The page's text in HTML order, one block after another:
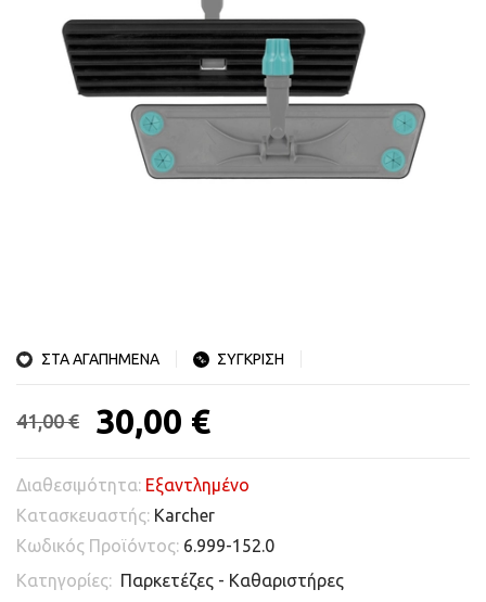
ΣΤΑ ΑΓΑΠΗΜΕΝΑ ΣΥΓΚΡΙΣΗ
41,00 € 30,00 €
Διαθεσιμότητα: Εξαντλημένο
Κατασκευαστής: Karcher
Κωδικός Προϊόντος: 6.999-152.0
Κατηγορίες: Παρκετέζες - Καθαριστήρες